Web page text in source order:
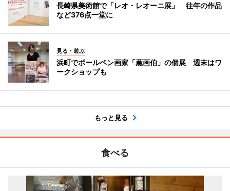
長崎県美術館で「レオ・レオーニ展」 往年の作品
など376点一堂に
見る・遊ぶ
浜町でボールペン画家「薫画伯」の個展 週末はワ
ークショップも
もっと見る
食べる